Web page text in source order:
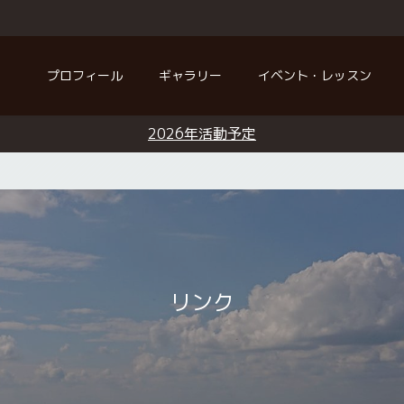
プロフィール ギャラリー イベント・レッスン
2026年活動予定
リンク